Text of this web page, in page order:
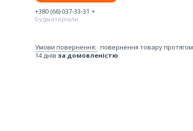
+380 (66) 037-33-31
Будматеріали
повернення товару протягом
14 днів за домовленістю